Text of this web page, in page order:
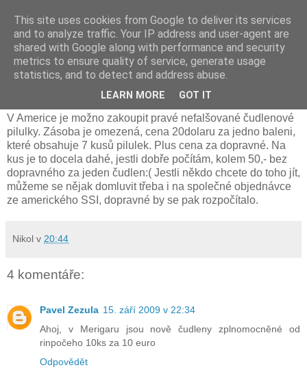
úterý 15. září 2009
Čudlenové pilulky
V Americe je možno zakoupit pravé nefalšované čudlenové
pilulky. Zásoba je omezená, cena 20dolaru za jedno baleni,
které obsahuje 7 kusů pilulek. Plus cena za dopravné. Na
kus je to docela dahé, jestli dobře počítám, kolem 50,- bez
dopravného za jeden čudlen:( Jestli někdo chcete do toho jít,
můžeme se nějak domluvit třeba i na společné objednávce
ze amerického SSI, dopravné by se pak rozpočítalo.
Nikol v 20:44
4 komentáře:
Pavel Zezula 15. září 2009 v 22:34
Ahoj, v Merigaru jsou nově čudleny zplnomocněné od
rinpočeho 10ks za 10 euro
Odpovědět
This site uses cookies from Google to deliver its services
and to analyze traffic. Your IP address and user-agent are
shared with Google along with performance and security
metrics to ensure quality of service, generate usage
statistics, and to detect and address abuse.
LEARN MORE GOT IT